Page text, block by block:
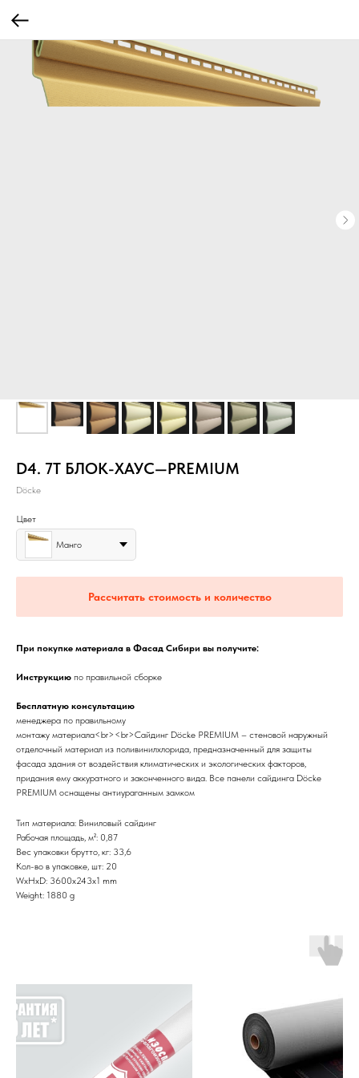
D4. 7T БЛОК-ХАУС—PREMIUM
Dӧcke
Цвет
Манго
Рассчитать стоимость и количество
При покупке материала в Фасад Сибири вы получите:
Инструкцию по правильной сборке
Бесплатную консультацию
менеджера по правильному
монтажу материала<br><br>Cайдинг Döcke PREMIUM – стеновой наружный
отделочный материал из поливинилхлорида, предназначенный для защиты
фасада здания от воздействия климатических и экологических факторов,
придания ему аккуратного и законченного вида. Все панели сайдинга Döcke
PREMIUM оснащены антиураганным замком
Тип материала: Виниловый сайдинг
Рабочая площадь, м²: 0,87
Вес упаковки брутто, кг: 33,6
Кол-во в упаковке, шт: 20
WxHxD: 3600x243x1 mm
Weight: 1880 g